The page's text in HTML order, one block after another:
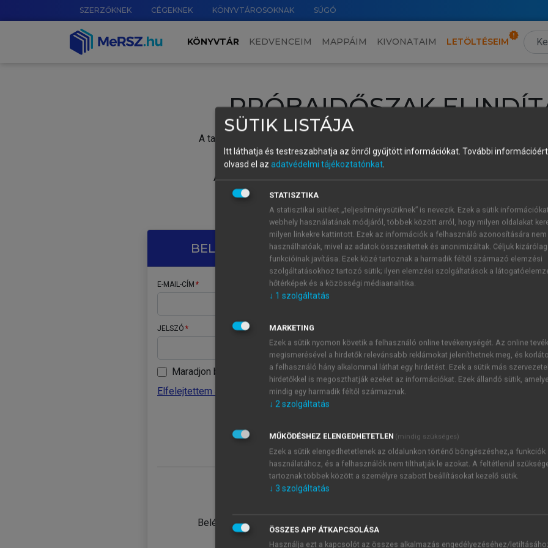
SZERZŐKNEK CÉGEKNEK KÖNYVTÁROSOKNAK SÚGÓ
KÖNYVTÁR KEDVENCEIM MAPPÁIM KIVONATAIM LETÖLTÉSEIM
PRÓBAIDŐSZAK
A tartalom megtekintéséhez lépj be a saját fiókoddal, iskolai azonosítóddal vagy
Új felhasználóként1 óra díjmentes hozzáférésrevagy
A próbaidőszak elindításához,
vagy hozz
A regisztráció után a
BELÉPÉS SAJÁT FIÓKKAL
E-MAIL-CÍM
JELSZÓ
Maradjon belépve
Elfelejtettem a jelszavamat
Belépés intézményi azonosítóval
ÚJ FIÓK
1 óra
JELSZÓ
Kérek értesítést a MeRSZ
Kérek értesítést az
SÜTIK LISTÁJA
Itt láthatja és testreszabhatja az önről gyűjtött információkat. További
olvasd el az adatvédelmi tájékoztatónkat.
STATISZTIKA
A statisztikai sütiket „teljesítménysütiknek” is nevezik. Ezek a sütik
webhely használatának módjáról, többek között arról, hogy milyen oldalakat
milyen linkekre kattintott. Ezek az információk a felhasználó azonosítására nem
használhatóak, mivel az adatok összesítettek és anonimizáltak. Céljuk
funkcióinak javítása. Ezek közé tartoznak a harmadik féltől származó elemzési
szolgáltatásokhoz tartozó sütik; ilyen elemzési szolgáltatások a
hőtérképek és a közösségi médiaanalitika.
↓ 1 szolgáltatás
MARKETING
Ezek a sütik nyomon követik a felhasználó online tevékenységét. Az online
megismerésével a hirdetők relevánsabb reklámokat jeleníthetnek meg, és
a felhasználó hány alkalommal láthat egy hirdetést. Ezek a sütik más
hirdetőkkel is megoszthatják ezeket az információkat. Ezek állandó sütik,
mindig egy harmadik féltől származnak.
↓ 2szolgáltatás
MŰKÖDÉSHEZ ELENGEDHETETLEN (mindig szükséges)
Ezek a sütik elengedhetetlenek az oldalunkon történő böngészéshez,a funkciók
használatához, és a felhasználók nem tilthatják le azokat. A feltétlenül
tartoznak többek között a személyre szabott beállításokat kezelő sütik.
↓ 3 szolgáltatás
ÖSSZES APP ÁTKAPCSOLÁSA
Használja ezt a kapcsolót az összes alkalmazás engedélyezéséhez/